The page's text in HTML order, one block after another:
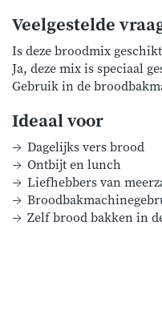
Veelgestelde
Is deze broodmix
Ja, deze mix is speciaal
Gebruik in de
Ideaal voor
Dagelijks vers brood
Ontbijt en lunch
Liefhebbers van
Zelf brood bakken in